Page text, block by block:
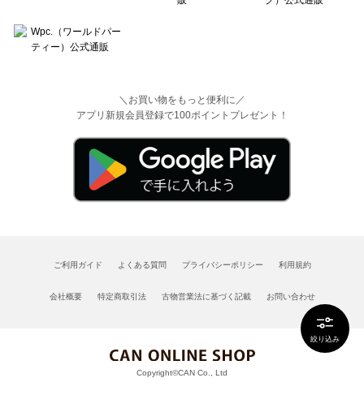
絞り込み
＼お買い物をもっと便利に／
アプリ新規会員登録で100ポイントプレゼント！
ご利用ガイド よくある質問 プライバシーポリシー 利用規約
会社概要 特定商取引法 古物営業法に基づく記載 お問い合わせ
Copyright©CAN Co., Ltd